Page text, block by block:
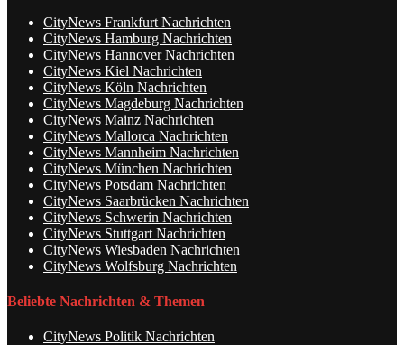
CityNews Frankfurt Nachrichten
CityNews Hamburg Nachrichten
CityNews Hannover Nachrichten
CityNews Kiel Nachrichten
CityNews Köln Nachrichten
CityNews Magdeburg Nachrichten
CityNews Mainz Nachrichten
CityNews Mallorca Nachrichten
CityNews Mannheim Nachrichten
CityNews München Nachrichten
CityNews Potsdam Nachrichten
CityNews Saarbrücken Nachrichten
CityNews Schwerin Nachrichten
CityNews Stuttgart Nachrichten
CityNews Wiesbaden Nachrichten
CityNews Wolfsburg Nachrichten
Beliebte Nachrichten & Themen
CityNews Politik Nachrichten